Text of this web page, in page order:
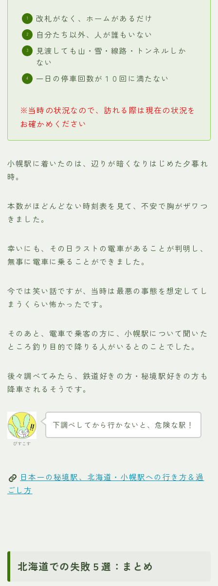
改札がなく、ホームがあるだけ
自分たち以外、人が誰もいない
見渡しても山・雪・線路・トンネルしか
ない
一日の停車回数が１０回に満たない
※当時の状況なので、訪れる際は現在の状況を
お確かめください
小幌駅に着いたのは、辺りが暗くなりはじめた夕暮れ
時。
本数がほどんどない時刻表を見て、不安で胸がザワつ
きました。
幸いにも、その日ラストの電車があることが判明し、
無事に電車に乗ることができました。
今では笑い話ですが、当時は最悪の事態を想定してし
まうくらい怖かったです。
そのあと、電車で乗客の方に、小幌駅について聞いた
ところ釣り目的で降りる人がいるとのことでした。
後々調べてみたら、鉄道好きの方・秘境駅好きの方も
降車されるそうです。
びすこす
下調べしてから行かないと、危険な駅！
日本一の秘境駅、北海道・小幌駅への行き方＆過
ごし方
北海道での失敗５選：まとめ